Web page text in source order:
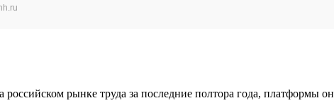
рынке труда за последние полтора года,